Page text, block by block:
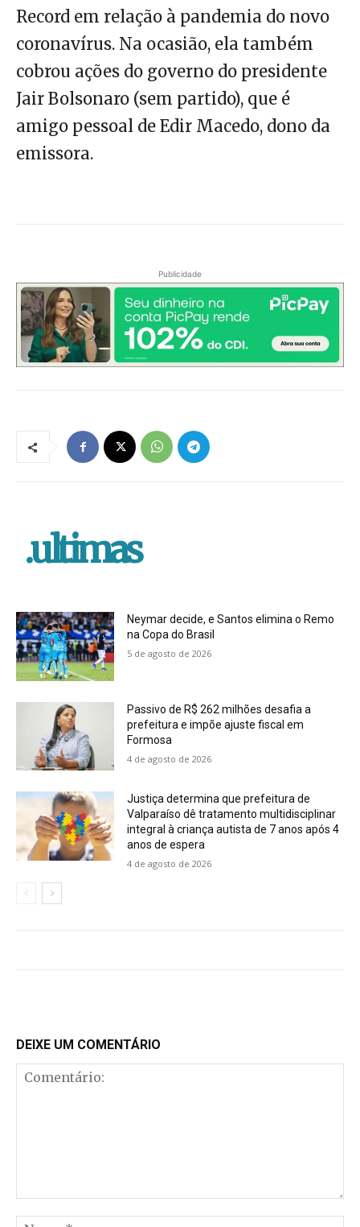
Record em relação à pandemia do novo
coronavírus. Na ocasião, ela também
cobrou ações do governo do presidente
Jair Bolsonaro (sem partido), que é
amigo pessoal de Edir Macedo, dono da
emissora.
Publicidade
.ultimas
Neymar decide, e Santos elimina o Remo
na Copa do Brasil
5 de agosto de 2026
Passivo de R$ 262 milhões desafia a
prefeitura e impõe ajuste fiscal em
Formosa
4 de agosto de 2026
Justiça determina que prefeitura de
Valparaíso dê tratamento multidisciplinar
integral à criança autista de 7 anos após 4
anos de espera
4 de agosto de 2026
DEIXE UM COMENTÁRIO